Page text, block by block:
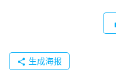
生成海报